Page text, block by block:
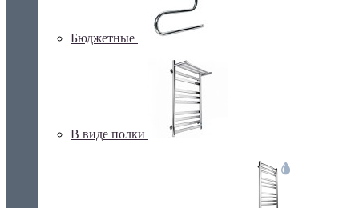
Бюджетные
В виде полки